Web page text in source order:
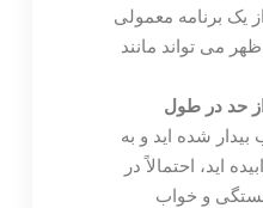
یک برنامه معمولی
5 بعد از ظهر می تواند مانند
حد در طول
بیدار شده اید و به
اید، احتمالاً در
و خواب